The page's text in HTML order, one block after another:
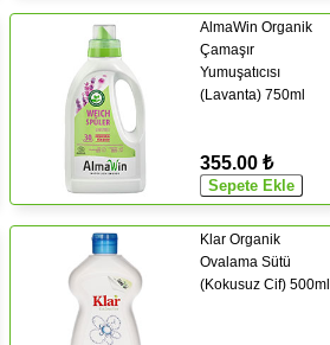
AlmaWin Organik
Çamaşır
Yumuşatıcısı
(Lavanta) 750ml
355.00 ₺
Klar Organik
Ovalama Sütü
(Kokusuz Cif) 500ml